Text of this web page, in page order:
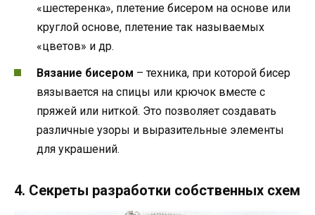
«шестеренка», плетение бисером на основе или
круглой основе, плетение так называемых
«цветов» и др.
Вязание бисером – техника, при которой бисер
вязывается на спицы или крючок вместе с
пряжей или ниткой. Это позволяет создавать
различные узоры и выразительные элементы
для украшений.
4. Секреты разработки собственных схем